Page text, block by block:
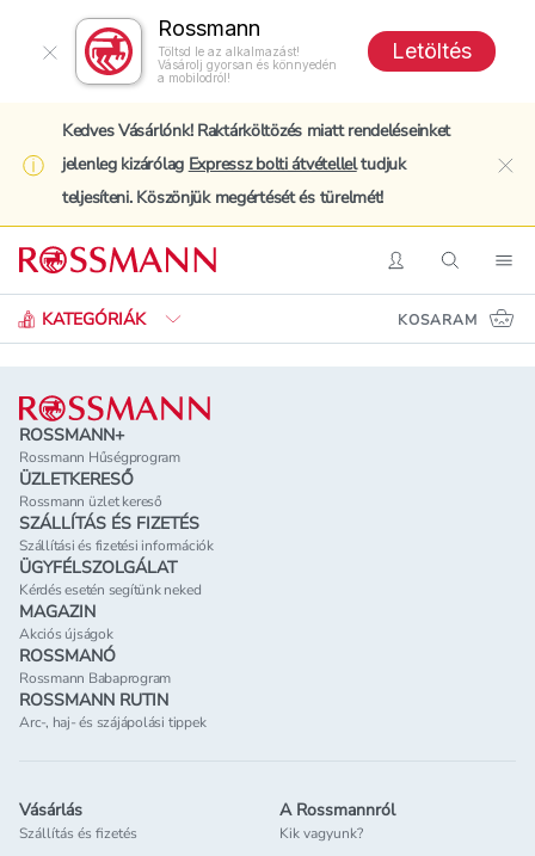
Rossmann
Töltsd le az alkalmazást!
Vásárolj gyorsan és könnyedén
a mobilodról!
Letöltés
Kedves Vásárlónk! Raktárköltözés miatt rendeléseinket
jelenleg kizárólag Expressz bolti átvételleltudjuk
teljesíteni. Köszönjük megértését és türelmét!
BelépésKeresés
KATEGÓRIÁK
Keresés
KOSARAM
Lábléc
ROSSMANN+
Rossmann Hűségprogram
ÜZLETKERESŐ
Rossmann üzlet kereső
SZÁLLÍTÁS ÉS FIZETÉS
Szállítási és fizetési információk
ÜGYFÉLSZOLGÁLAT
Kérdés esetén segítünk neked
MAGAZIN
Akciós újságok
ROSSMANÓ
Rossmann Babaprogram
ROSSMANN RUTIN
Arc-, haj- és szájápolási tippek
Vásárlás
Szállítás és fizetés
A Rossmannról
Kik vagyunk?